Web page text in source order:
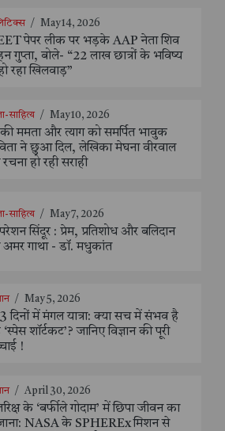
/ May 14, 2026
पेपर लीक पर भड़के AAP नेता शिव
गुप्ता, बोले- “22 लाख छात्रों के भविष्य
रहा खिलवाड़”
साहित्य / May 10, 2026
ममता और त्याग को समर्पित भावुक
ने छुआ दिल, लेखिका मेघना वीरवाल
हो रही सराही
साहित्य / May 7, 2026
सिंदूर : प्रेम, प्रतिशोध और बलिदान
अमर गाथा - डॉ. मधुकांत
/ May 5, 2026
दिनों में मंगल यात्रा: क्या सच में संभव है
शॉर्टकट’? जानिए विज्ञान की पूरी
!
/ April 30, 2026
के ‘बर्फीले गोदाम’ में छिपा जीवन का
NASA के SPHEREx मिशन से